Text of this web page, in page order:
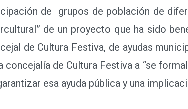
de grupos de población de
de un proyecto que ha sido
de Cultura Festiva, de ayudas
concejalía de Cultura Festiva a “se
esa ayuda pública y una